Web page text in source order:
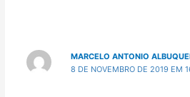
MARCELO ANTONIO
8 DE NOVEMBRO DE 2019 EM